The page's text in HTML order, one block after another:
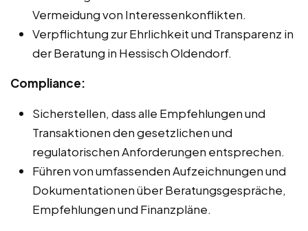
Vermeidung von Interessenkonflikten.
Verpflichtung zur Ehrlichkeit und Transparenz in
der Beratung in Hessisch Oldendorf.
Compliance:
Sicherstellen, dass alle Empfehlungen und
Transaktionen den gesetzlichen und
regulatorischen Anforderungen entsprechen.
Führen von umfassenden Aufzeichnungen und
Dokumentationen über Beratungsgespräche,
Empfehlungen und Finanzpläne.